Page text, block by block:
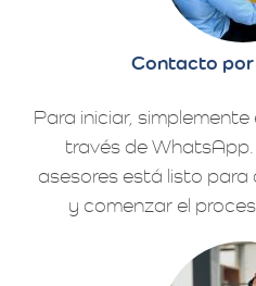
Contacto
Para iniciar,
través de
asesores está listo
y comenzar el